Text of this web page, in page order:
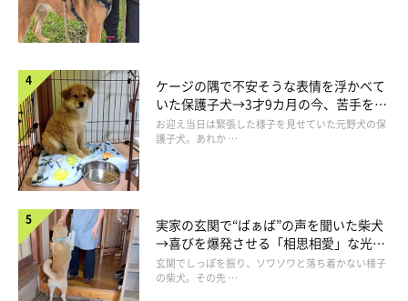
※画像はイメージです
「ポップコーンみたいな匂いがたまりません。」（投稿者 けん
ちゃんさん）
思わずクスッとしてしまうこちらの一句。
ポップコーンの匂い…？と少し不思議な気持ちになりますが、
なんと、ご投稿いただいた中である川柳を発見しました！！
ケージの隅で不安そうな表情を浮かべて
いた保護子犬→3才9カ月の今、苦手を克
服し頼もしいコに成長！
お迎え当日は緊張した様子を見せていた元野犬の保
護子犬。あれか …
実家の玄関で“ばぁば”の声を聞いた柴犬
→喜びを爆発させる「相思相愛」な光景
にほっこり
玄関でしっぽを振り、ソワソワと落ち着かない様子
の柴犬。その先 …